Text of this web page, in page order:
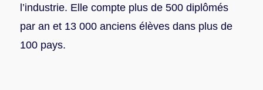
l’industrie. Elle compte plus de 500 diplômés
par an et 13 000 anciens élèves dans plus de
100 pays.